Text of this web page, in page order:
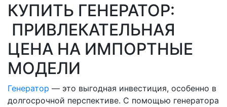
КУПИТЬ ГЕНЕРАТОР:
ПРИВЛЕКАТЕЛЬНАЯ
ЦЕНА НА ИМПОРТНЫЕ
МОДЕЛИ
Генератор — это выгодная инвестиция, особенно в
долгосрочной перспективе. С помощью генератора